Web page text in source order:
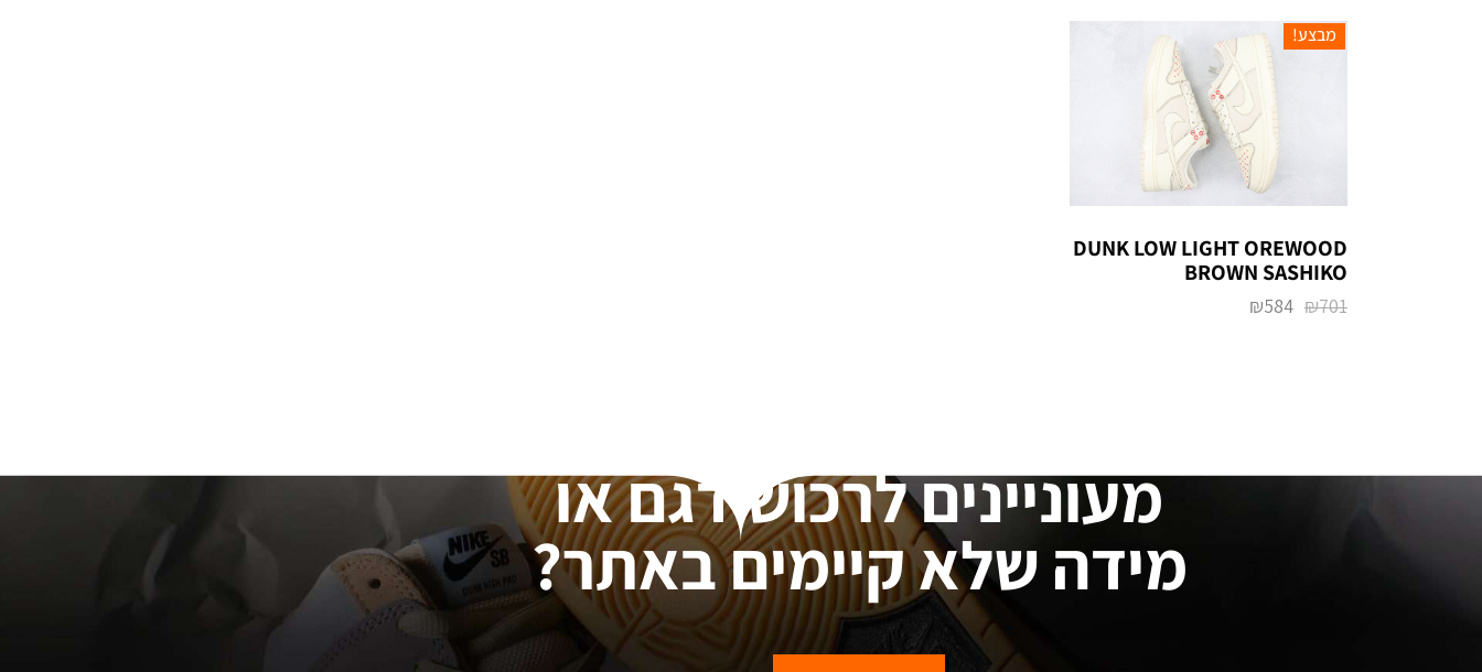
מבצע!
DUNK LOW LIGHT OREWOOD
BROWN SASHIKO
₪701
₪584
מעוניינים לרכוש דגם או
מידה שלא קיימים באתר?